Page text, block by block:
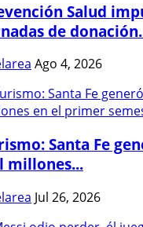
Salud
de
Ago 4, 2026
Santa Fe
millones...
Jul 26, 2026